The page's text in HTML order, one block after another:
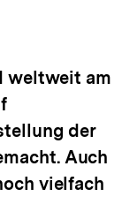
weltweit am
der
Auch
vielfach